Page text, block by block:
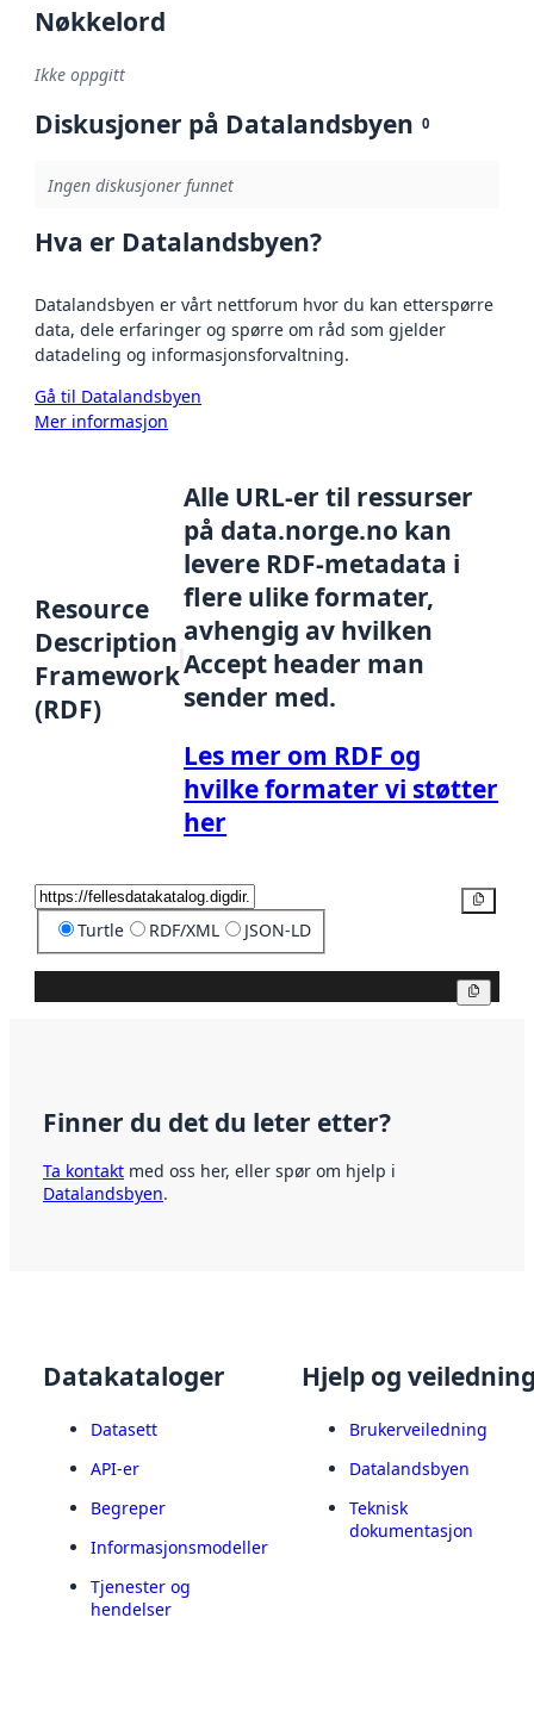
Nøkkelord
Ikke oppgitt
Diskusjoner på Datalandsbyen 0
Ingen diskusjoner funnet
Hva er Datalandsbyen?
Datalandsbyen er vårt nettforum hvor du kan etterspørre
data, dele erfaringer og spørre om råd som gjelder
datadeling og informasjonsforvaltning.
Gå til Datalandsbyen
Mer informasjon
Resource
Description
Framework
(RDF)
Alle URL-er til ressurser
på data.norge.no kan
levere RDF-metadata i
flere ulike formater,
avhengig av hvilken
Accept header man
sender med.
Les mer om RDF og
hvilke formater vi støtter
her
Turtle RDF/XML JSON-LD
Finner du det du leter etter?
Ta kontakt med oss her, eller spør om hjelp i
Datalandsbyen.
Datakataloger
Datasett
API-er
Begreper
Informasjonsmodeller
Tjenester og
hendelser
Hjelp og
Brukerveiledning
Datalandsbyen
Teknisk
dokumentasjon